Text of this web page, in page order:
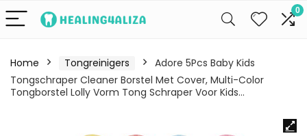
0
Home Tongreinigers
Adore 5Pcs Baby Kids
Tongschraper Cleaner Borstel Met Cover, Multi-Color
Tongborstel Lolly Vorm Tong Schraper Voor Kids…